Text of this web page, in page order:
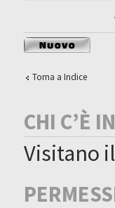
Scrivi un nuovo
argomento
Torna a Indice
CHI C’È
Visitano